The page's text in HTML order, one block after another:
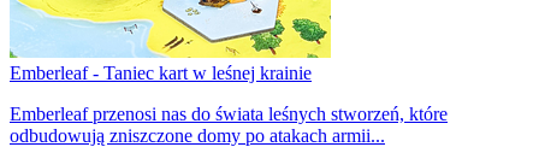
Emberleaf - Taniec kart w leśnej krainie
Emberleaf przenosi nas do świata leśnych stworzeń, które
odbudowują zniszczone domy po atakach armii...